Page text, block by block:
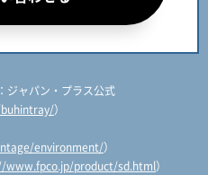
ャパン・プラス公式
）
environment/）
www.fpco.jp/product/sd.html）